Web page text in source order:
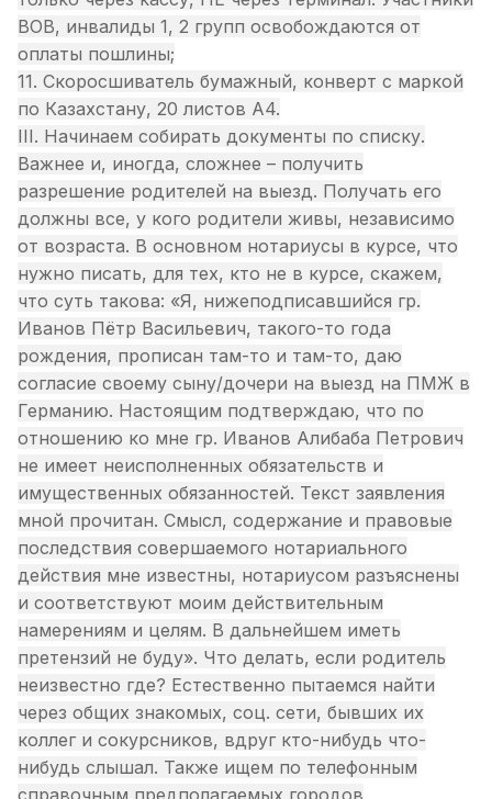
ВОВ, инвалиды 1, 2 групп освобождаются от
оплаты пошлины;
11. Скоросшиватель бумажный, конверт с маркой
по Казахстану, 20 листов А4.
III. Начинаем собирать документы по списку.
Важнее и, иногда, сложнее – получить
разрешение родителей на выезд. Получать его
должны все, у кого родители живы, независимо
от возраста. В основном нотариусы в курсе, что
нужно писать, для тех, кто не в курсе, скажем,
что суть такова: «Я, нижеподписавшийся гр.
Иванов Пётр Васильевич, такого-то года
рождения, прописан там-то и там-то, даю
согласие своему сыну/дочери на выезд на ПМЖ в
Германию. Настоящим подтверждаю, что по
отношению ко мне гр. Иванов Алибаба Петрович
не имеет неисполненных обязательств и
имущественных обязанностей. Текст заявления
мной прочитан. Смысл, содержание и правовые
последствия совершаемого нотариального
действия мне известны, нотариусом разъяснены
и соответствуют моим действительным
намерениям и целям. В дальнейшем иметь
претензий не буду». Что делать, если родитель
неизвестно где? Естественно пытаемся найти
через общих знакомых, соц. сети, бывших их
коллег и сокурсников, вдруг кто-нибудь что-
нибудь слышал. Также ищем по телефонным
справочным предполагаемых городов